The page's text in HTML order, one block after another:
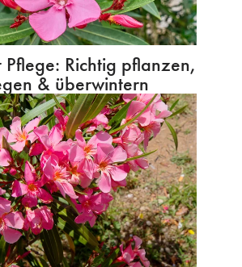
Richtig pflanzen,
& überwintern